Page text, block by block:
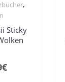
,
Sticky
€Aktueller